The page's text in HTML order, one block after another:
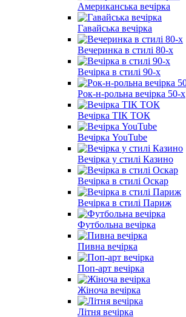
Американська вечірка
Гавайська вечірка
Вечеринка в стилі 80-х
Вечірка в стилі 90-х
Рок-н-рольна вечірка 50-х
Вечірка ТІК ТОК
Вечірка YouTube
Вечірка у стилі Казино
Вечірка в стилі Оскар
Вечірка в стилі Париж
Футбольна вечірка
Пивна вечірка
Поп-арт вечірка
Жіноча вечірка
Літня вечірка